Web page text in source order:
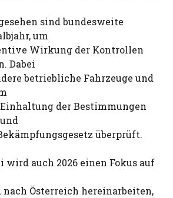
sind bundesweite
um
Wirkung der Kontrollen
Dabei
betriebliche Fahrzeuge und
der Bestimmungen
überprüft.
wird auch 2026 einen Fokus auf
nach Österreich hereinarbeiten,